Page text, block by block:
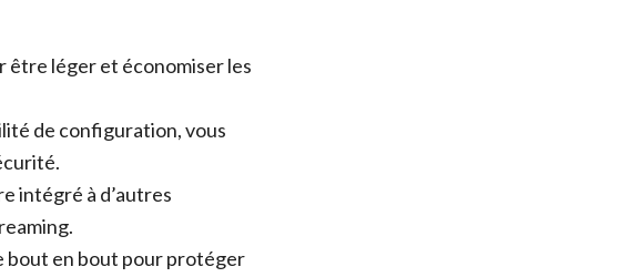
être léger et économiser les
de configuration, vous
intégré à d’autres
bout en bout pour protéger